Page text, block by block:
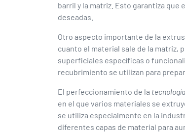
barril y la matriz. Esto garantiza
deseadas.
Otro aspecto importante de la
cuanto el material sale de la matriz,
superficiales específicas o
recubrimiento se utilizan para
El perfeccionamiento de la
en el que varios materiales se
se utiliza especialmente en la
diferentes capas de material para